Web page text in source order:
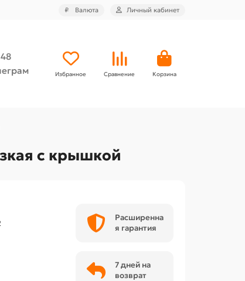
₽ Валюта Личный кабинет
Избранное Сравнение Корзина
с крышкой
Расширенна
я гарантия
7 дней на
возврат